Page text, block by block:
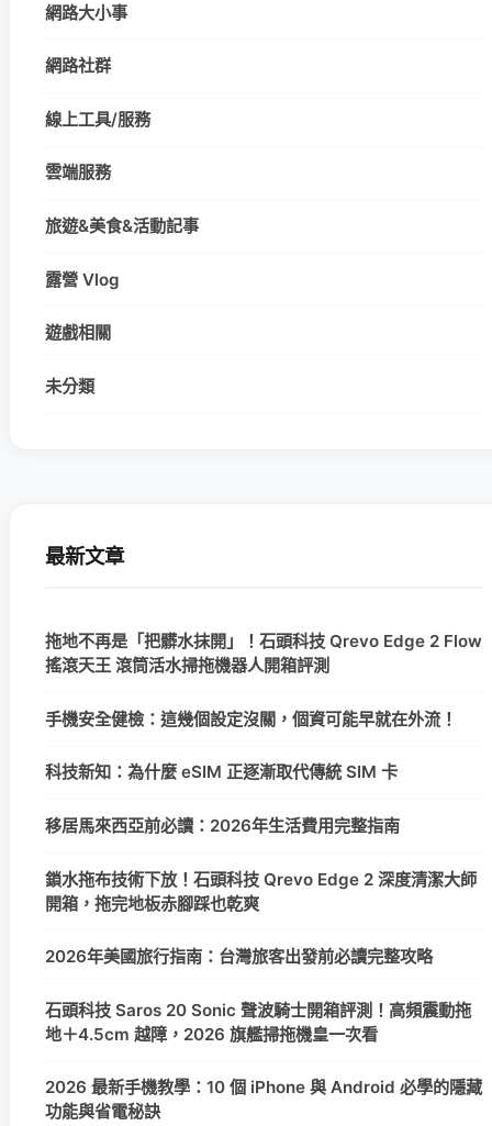
網路大小事
網路社群
線上工具/服務
雲端服務
旅遊&美食&活動記事
露營 Vlog
遊戲相關
未分類
最新文章
拖地不再是「把髒水抹開」！石頭科技 Qrevo Edge 2 Flow
搖滾天王 滾筒活水掃拖機器人開箱評測
手機安全健檢：這幾個設定沒關，個資可能早就在外流！
科技新知：為什麼 eSIM 正逐漸取代傳統 SIM 卡
移居馬來西亞前必讀：2026年生活費用完整指南
鎖水拖布技術下放！石頭科技 Qrevo Edge 2 深度清潔大師
開箱，拖完地板赤腳踩也乾爽
2026年美國旅行指南：台灣旅客出發前必讀完整攻略
石頭科技 Saros 20 Sonic 聲波騎士開箱評測！高頻震動拖
地＋4.5cm 越障，2026 旗艦掃拖機皇一次看
2026 最新手機教學：10 個 iPhone 與 Android 必學的隱藏
功能與省電秘訣